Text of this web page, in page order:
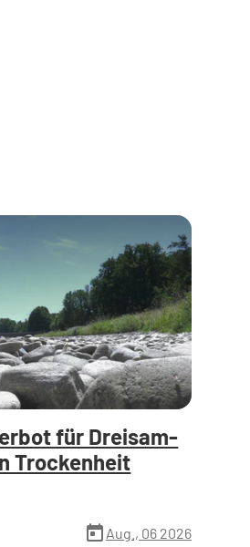
für Dreisam-
Trockenheit
today Aug., 06 2026